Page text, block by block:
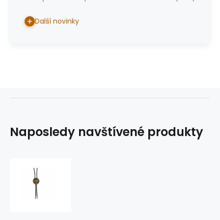
Další novinky
Naposledy navštívené produkty